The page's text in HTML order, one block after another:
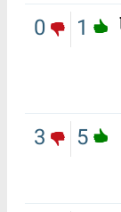
1
0
5
3